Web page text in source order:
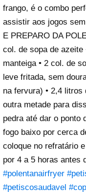
frango, é o combo
assistir aos jogos
E PREPARO DA
col. de sopa de
manteiga • 2 col. de
leve fritada, sem
na fervura) • 2,4 litros
outra metade para
pedra até dar o ponto
fogo baixo por cerca
coloque no refratário
por 4 a 5 horas antes
#polentanairfryer
#petiscosaudavel